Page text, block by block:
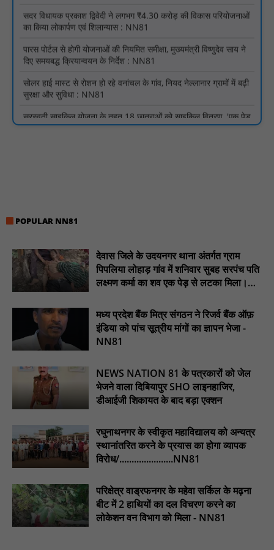
का किया लोकार्पण एवं शिलान्यास : NN81
पारस पोर्टल से होगी योजनाओं की नियमित समीक्षा, मुख्यमंत्री विष्णुदेव साय ने
सोलर हाई मास्ट से रोशन हो रहे वनांचल के गांव, नियद नेल्लानार ग्रामों में बढ़ी
सुरक्षा और सुविधा : NN81
सरस्वती साइकिल योजना के तहत 18 छात्राओं को साइकिल वितरण, 'एक पेड़
माँ के नाम' अभियान में हुआ वृक्षारोपण : NN81
रेजिडेंट डॉक्टरों का शांतिपूर्ण आंदोलन जारी, सभी रेजिडेंट्स का लंबित वेतन
NN81
किया उद्घाटन : NN81
पिड़ावा में आगामी त्योहारों को लेकर शांति समिति की बैठक आयोजित : NN81
.डिप्टी चीफ मिनिस्टर सुमित्राताई पवार से वर्धा जिले में NCP वर्कर्स से
मुलाकात की : NN81
सदर विधायक प्रकाश द्विवेदी ने लगभग ₹4.30 करोड़ की विकास परियोजनाओं
का किया लोकार्पण एवं शिलान्यास : NN81
POPULAR NN81
देवास जिले के उदयनगर थाना अंतर्गत ग्राम
पिपलिया लोहाड़ गांव में शनिवार सुबह सरपंच पति
लक्ष्मण कर्मा का शव एक पेड़ से लटका मिला।
मध्य प्रदेश बैंक मित्र संगठन ने रिजर्व बैंक ऑफ़
इंडिया को पांच सूत्रीय मांगों का ज्ञापन भेजा -
NN81
NEWS NATION 81 के पत्रकारों को जेल
भेजने वाला दिबियापुर SHO लाइनहाजिर,
डीआईजी शिकायत के बाद बड़ा एक्शन
रघुनाथनगर के स्वीकृत महाविद्यालय को अन्यत्र
स्थानांतरित करने के प्रयास का होगा व्यापक
विरोध/......................NN81
परिक्षेत्र वाड्रफनगर के महेवा सर्किल के मढ़ना
बीट में 2 हाथियों का दल विचरण करने का
लोकेशन वन विभाग को मिला - NN81